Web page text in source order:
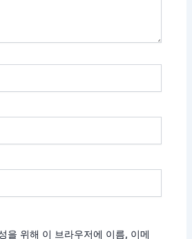
을 위해 이 브라우저에 이름, 이메